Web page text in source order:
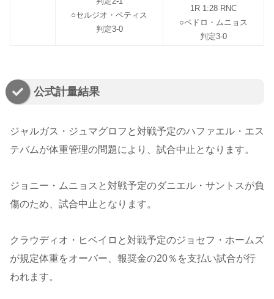
○セルジオ・ペティス
判定3-0
1R 1:28 RNC
○ペドロ・ムニョス
判定3-0
公式計量結果
ジャルガス・ジュマグロフと対戦予定のハファエル・エス
テバムが体重管理の問題により、試合中止となります。
ジョニー・ムニョスと対戦予定のダニエル・サントスが負
傷のため、試合中止となります。
クラウディオ・ヒベイロと対戦予定のジョセフ・ホームズ
が規定体重をオーバー、報奨金の20％を支払い試合が行
われます。